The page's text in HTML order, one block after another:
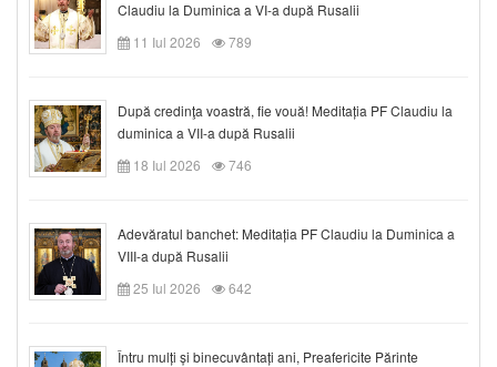
Claudiu la Duminica a VI-a după Rusalii
11 Iul 2026
789
După credinţa voastră, fie vouă! Meditația PF Claudiu la
duminica a VII-a după Rusalii
18 Iul 2026
746
Adevăratul banchet: Meditația PF Claudiu la Duminica a
VIII-a după Rusalii
25 Iul 2026
642
Întru mulți și binecuvântați ani, Preafericite Părinte